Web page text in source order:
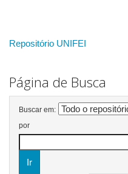
Repositório UNIFEI
Página de Busca
Buscar em:
por